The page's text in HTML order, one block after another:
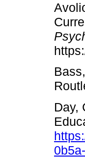
Day,